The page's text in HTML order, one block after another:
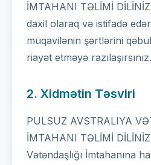
İMTAHANI TƏLİMİ
daxil olaraq və istifadə
müqavilənin şərtlərini
riayət etməyə razılaşırsınız.
2. Xidmətin Təsviri
PULSUZ AVSTRALIYA
İMTAHANI TƏLİMİ
Vətəndaşlığı İmtahanına